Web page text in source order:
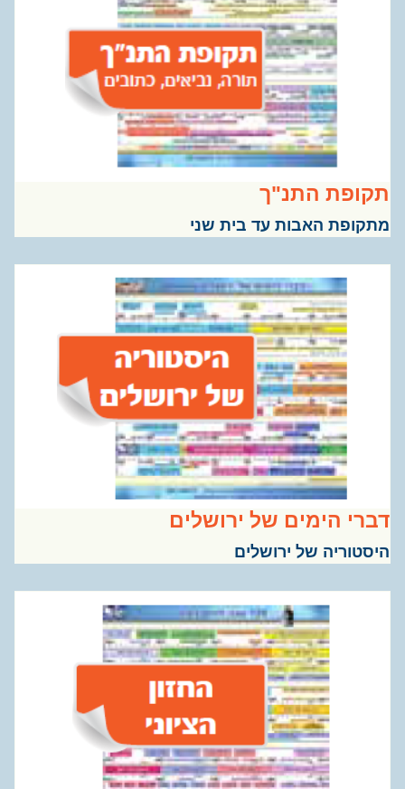
התנ"ך
האבות עד בית שני
הימים של ירושלים
של ירושלים